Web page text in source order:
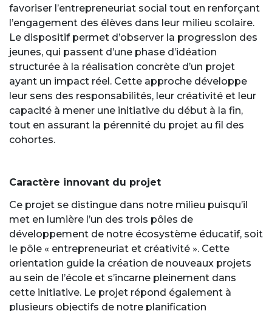
favoriser l’entrepreneuriat social tout en renforçant
l’engagement des élèves dans leur milieu scolaire.
Le dispositif permet d’observer la progression des
jeunes, qui passent d’une phase d’idéation
structurée à la réalisation concrète d’un projet
ayant un impact réel. Cette approche développe
leur sens des responsabilités, leur créativité et leur
capacité à mener une initiative du début à la fin,
tout en assurant la pérennité du projet au fil des
cohortes.
Caractère innovant du projet
Ce projet se distingue dans notre milieu puisqu’il
met en lumière l’un des trois pôles de
développement de notre écosystème éducatif, soit
le pôle « entrepreneuriat et créativité ». Cette
orientation guide la création de nouveaux projets
au sein de l’école et s’incarne pleinement dans
cette initiative. Le projet répond également à
plusieurs objectifs de notre planification